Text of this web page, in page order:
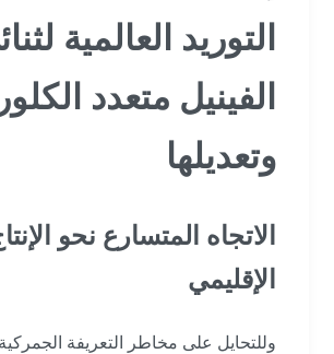
التوريد العالمية لثنائي
الفينيل متعدد الكلور
وتعديلها
الاتجاه المتسارع نحو الإنتاج
الإقليمي
وللتحايل على مخاطر التعريفة الجمركية،